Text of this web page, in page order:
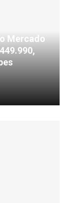
Mercado